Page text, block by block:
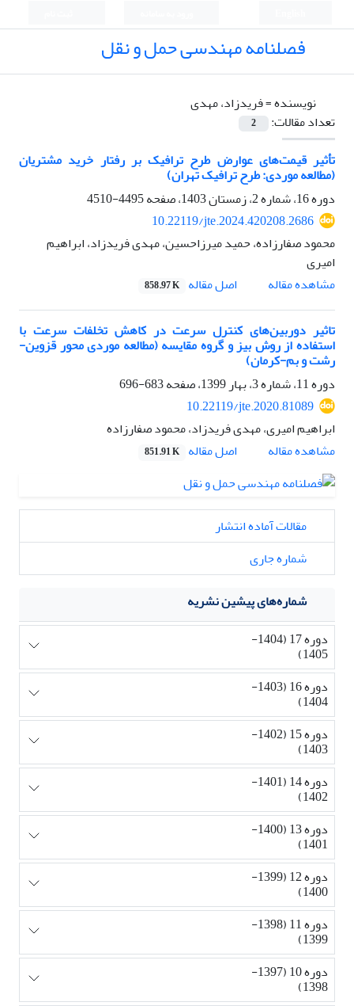
فصلنامه مهندسی حمل و نقل
نویسنده =فریدزاد، مهدی
تعداد مقالات:
2
تأثیر قیمت‌های عوارض طرح ترافیک بر رفتار خرید مشتریان
(مطالعه موردی:‌ طرح ترافیک تهران)
دوره 16، شماره 2، زمستان 1403، صفحه
4495-4510
10.22119/jte.2024.420208.2686
محمود صفارزاده، حمید میرزاحسین، مهدی فریدزاد، ابراهیم
امیری
مشاهده مقاله
اصل مقاله 858.97 K
تاثیر دوربین‌های کنترل سرعت در کاهش تخلفات سرعت با
استفاده از روش بیز و گروه مقایسه (مطالعه موردی محور قزوین-
رشت و بم-کرمان)
دوره 11، شماره 3، بهار 1399، صفحه
683-696
10.22119/jte.2020.81089
ابراهیم امیری، مهدی فریدزاد، محمود صفارزاده
مشاهده مقاله
اصل مقاله 851.91 K
مقالات آماده انتشار
شماره جاری
شماره‌های پیشین نشریه
دوره 17 (1404-
1405)
دوره 16 (1403-
1404)
دوره 15 (1402-
1403)
دوره 14 (1401-
1402)
دوره 13 (1400-
1401)
دوره 12 (1399-
1400)
دوره 11 (1398-
1399)
دوره 10 (1397-
1398)